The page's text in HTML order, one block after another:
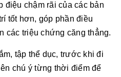
điệu chậm rãi của các bản
tốt hơn, góp phần điều
các triệu chứng căng thẳng.
tập thể dục, trước khi đi
chú ý từng thời điểm để